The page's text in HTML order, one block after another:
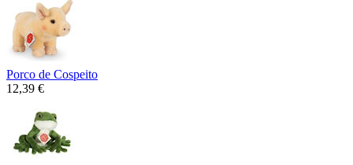
Porco de Cospeito
12,39 €